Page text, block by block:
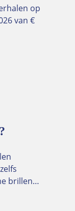
op
van €
brillen…